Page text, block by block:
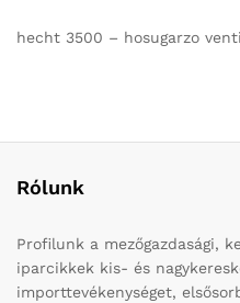
hecht 3500 – hosugarzo
Rólunk
Profilunk a mezőgazdasági,
iparcikkek kis- és
importtevékenységet,